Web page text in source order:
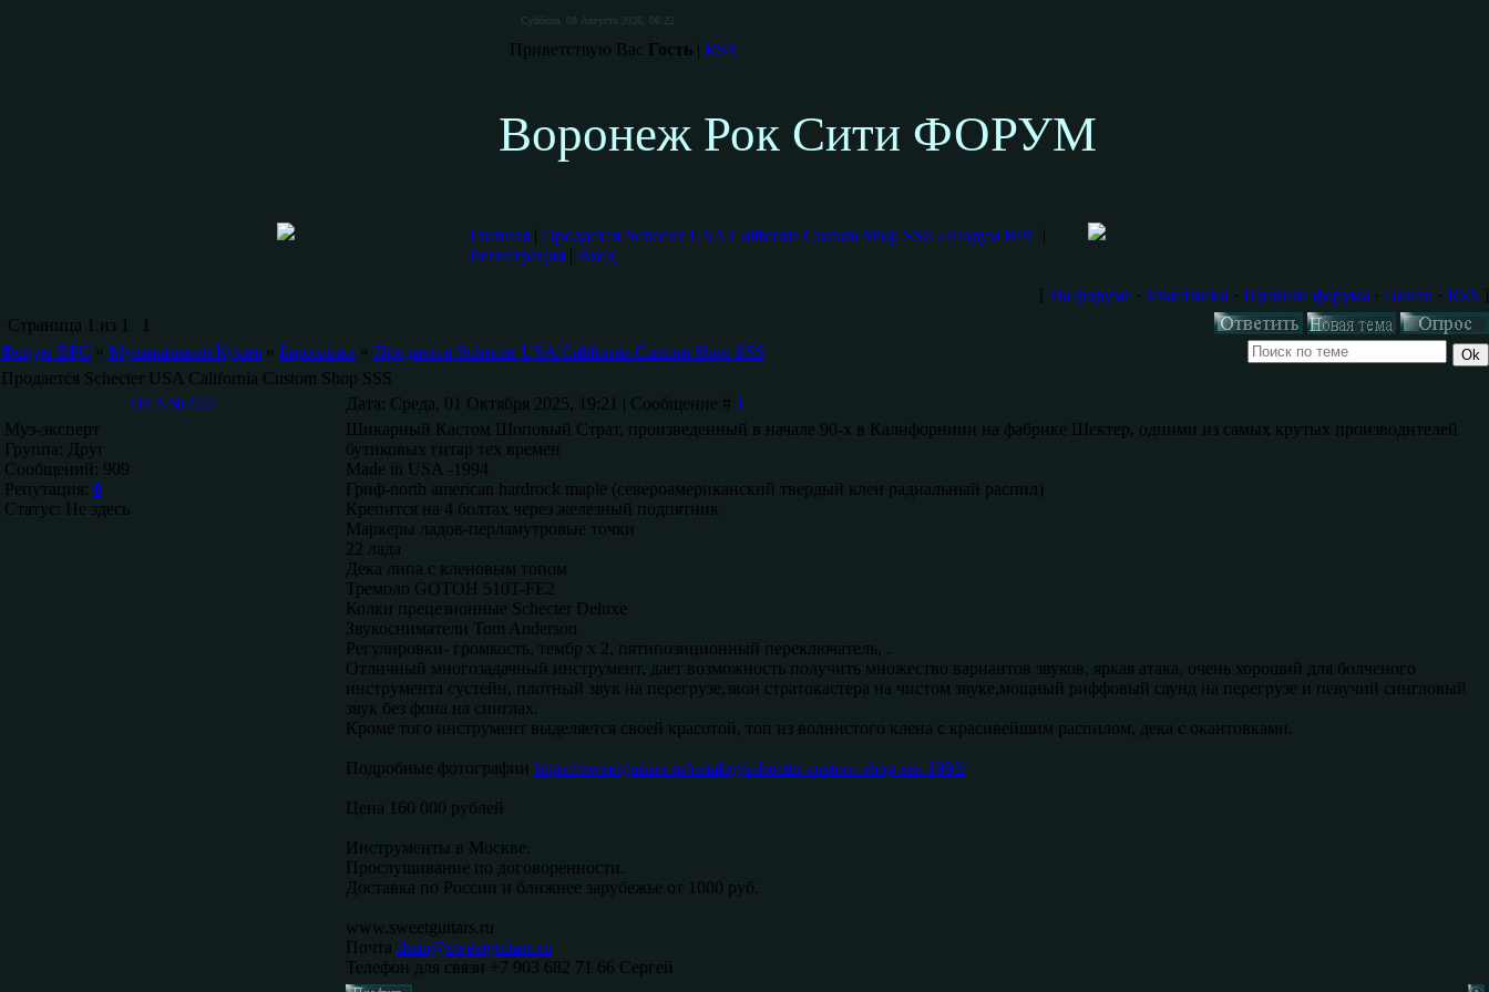
Суббота, 08 Августа 2026, 06:22
Приветствую Вас Гость | RSS
Воронеж Рок Сити ФОРУМ
Главная | Продается Schecter USA California Custom Shop SSS - Форум ВРС |
Регистрация | Вход
[ На форуме · Участники · Правила форума · Поиск · RSS ]
Страница 1 из 1
1
Форум ВРС » Музыкальная Кухня » Барахолка » Продается Schecter USA California Custom Shop SSS
Продается Schecter USA California Custom Shop SSS
DEAN6557
Дата: Среда, 01 Октября 2025, 19:21 | Сообщение # 1
Муз-эксперт
Группа: Друг
Сообщений: 909
Репутация: 0
Статус: Не здесь
Шикарный Кастом Шоповый Cтрат, произведенный в начале 90-х в Калифорниии на фабрике Шектер, одними из самых крутых производителей
бутиковых гитар тех времен
Made in USA -1994
Гриф-north american hardrock maple (североамериканский твердый клен радиальный распил)
Крепится на 4 болтах через железный подпятник
Маркеры ладов-перламутровые точки
22 лада
Дека липа с кленовым топом
Тремоло GOTOH 510T-FE2
Колки прецезионные Schecter Deluxe
Звукосниматели Tom Anderson
Регулировки- громкость, тембр x 2, пятипозиционный переключатель, .
Отличный многозадачный инструмент, дает возможность получить множество вариантов звуков, яркая атака, очень хороший для болченого
инструмента сустейн, плотный звук на перегрузе,звон стратокастера на чистом звуке,мощный риффовый саунд на перегрузе и певучий сингловый
звук без фона на синглах.
Кроме того инструмент выделяется своей красотой, топ из волнистого клена с красивейшим распилом, дека с окантовками.
Подробные фотографии https://sweetguitars.ru/catalog/schecter-custom-shop-sss-1993/
Цена 160 000 рублей
Инструменты в Москве.
Прослушивание по договоренности.
Доставка по России и ближнее зарубежье от 1000 руб.
www.sweetguitars.ru
Почта dean@sweetguitars.ru
Телефон для связи +7 903 682 71 66 Сергей